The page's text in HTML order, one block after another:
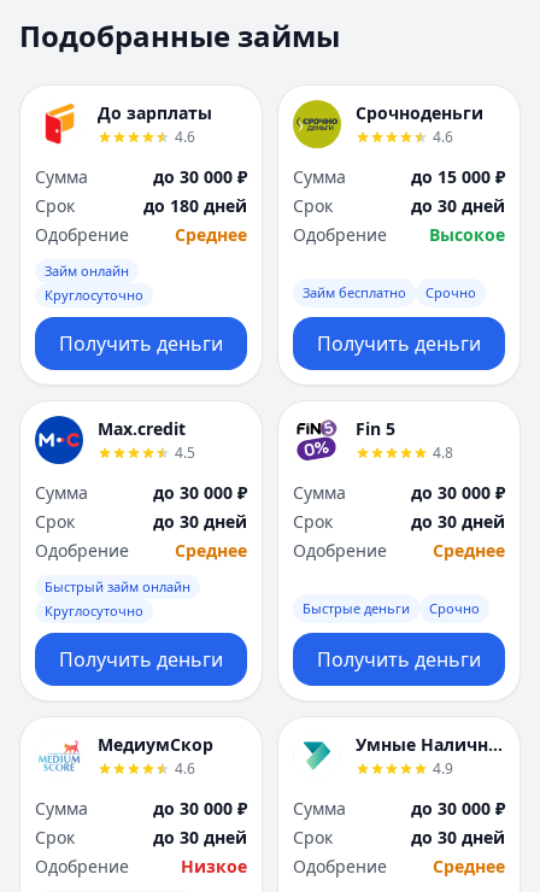
Набережные Челны
Нижний Новгород
Новокузнецк
Новосибирск
Омск
Пенза
Пермь
Р
Ростов-на-Дону
Рязань
С
Самара
Санкт-Петербург
Саратов
Сочи
Сургут
Т
Тверь
Тольятти
Томск
Тула
Тюмень
Ульяновск
Набережные
Нижний Новгород
Новокузнецк
Новосибирск
Омск
Пенза
Пермь
Р
Ростов-на-Дону
Рязань
С
Самара
Санкт-Петербург
Саратов
Сочи
Сургут
Т
Тверь
Тольятти
Томск
Тула
Тюмень
Ульяновск
Подобранные займы
До зарплаты
4.6
Сумма
до 30 000 ₽
Срок
до 180 дней
Одобрение
Среднее
Займ онлайн
Круглосуточно
Получить деньги
Срочноденьги
4.6
Сумма
до 15 000 ₽
Срок
до 30 дней
Одобрение
Высокое
Займ бесплатно Срочно
Получить деньги
Max.credit
4.5
Сумма
до 30 000 ₽
Срок
до 30 дней
Одобрение
Среднее
Быстрый займ онлайн
Круглосуточно
Получить деньги
Fin 5
4.8
Сумма
до 30 000 ₽
Срок
до 30 дней
Одобрение
Среднее
Быстрые деньги Срочно
Получить деньги
МедиумСкор
4.6
Сумма
до 30 000 ₽
Срок
до 30 дней
Одобрение
Низкое
Умные Наличные
4.9
Сумма
до 30 000 ₽
Срок
до 30 дней
Одобрение
Среднее